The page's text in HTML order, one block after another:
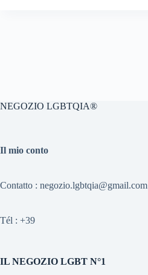
NEGOZIO LGBTQIA®
Il mio conto
Contatto : negozio.lgbtqia@gmail.com
Tél : +39
IL NEGOZIO LGBT N°1